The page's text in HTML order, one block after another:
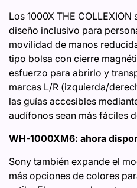
Los 1000X THE
diseño inclusivo para
movilidad de manos
tipo bolsa con cierre
esfuerzo para abrirlo y
marcas L/R (izquierda/
las guías accesibles
audífonos sean más fáciles
WH-1000XM6: ahora
Sony también expande el
más opciones de colores